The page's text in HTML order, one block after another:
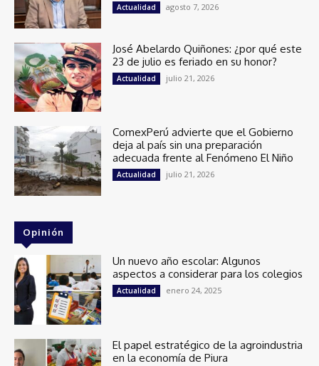
Actualidad agosto 7, 2026
José Abelardo Quiñones: ¿por qué este
23 de julio es feriado en su honor?
Actualidad julio 21, 2026
ComexPerú advierte que el Gobierno
deja al país sin una preparación
adecuada frente al Fenómeno El Niño
Actualidad julio 21, 2026
Opinión
Un nuevo año escolar: Algunos
aspectos a considerar para los colegios
Actualidad enero 24, 2025
El papel estratégico de la agroindustria
en la economía de Piura